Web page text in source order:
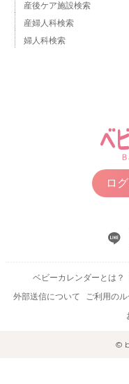
産後ケア施設検索
産婦人科検索
婦人科検索
ロ
ベビーカレンダーとは？
外部送信について
ご利用の
©